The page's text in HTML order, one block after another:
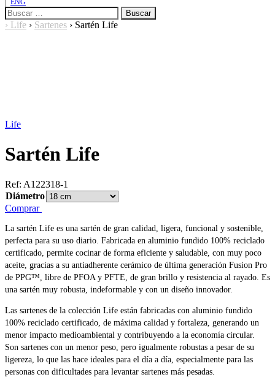
ENG
Buscar:
› Life › Sartenes › Sartén Life
Life
Sartén Life
Ref: A122318-1
Diámetro
Comprar
La sartén Life es una sartén de gran calidad, ligera, funcional y sostenible,
perfecta para su uso diario. Fabricada en aluminio fundido 100% reciclado
certificado, permite cocinar de forma eficiente y saludable, con muy poco
aceite, gracias a su antiadherente cerámico de última generación Fusion Pro
de PPG™, libre de PFOA y PFTE, de gran brillo y resistencia al rayado. Es
una sartén muy robusta, indeformable y con un diseño innovador.
Las sartenes de la colección Life están fabricadas con aluminio fundido
100% reciclado certificado, de máxima calidad y fortaleza, generando un
menor impacto medioambiental y contribuyendo a la economía circular.
Son sartenes con un menor peso, pero igualmente robustas a pesar de su
ligereza, lo que las hace ideales para el día a día, especialmente para las
personas con dificultades para levantar sartenes más pesadas.